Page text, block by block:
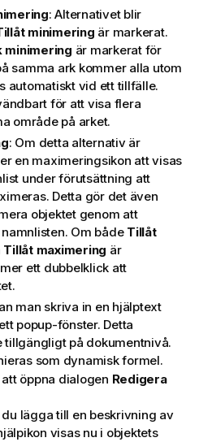
: Alternativet blir
minimering är markerat.
minimering är markerat för
samma ark kommer alla utom
automatiskt vid ett tillfälle.
för att visa flera
område på arket.
: Om detta alternativ är
en maximeringsikon att visas
under förutsättning att
Detta gör det även
objektet genom att
Om både Tillåt
Tillåt maximering är
ett dubbelklick att
man skriva in en hjälptext
popup-fönster. Detta
tillgängligt på dokumentnivå.
som dynamisk formel.
öppna dialogen Redigera
lägga till en beskrivning av
visas nu i objektets